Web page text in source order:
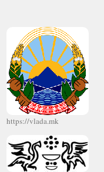
https://vlada.mk